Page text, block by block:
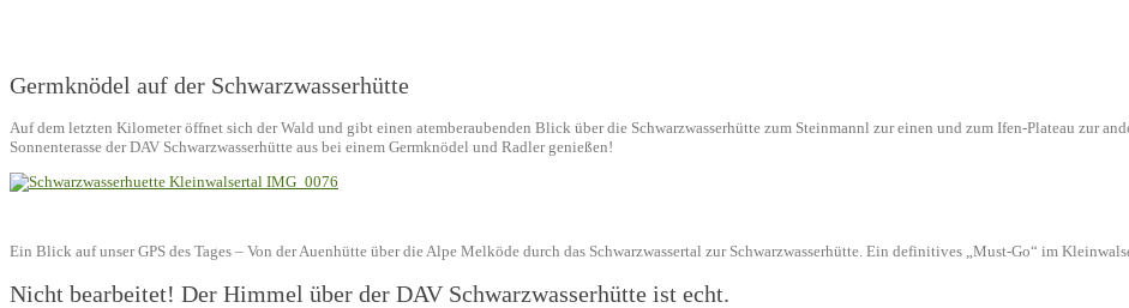
Germknödel auf der Schwarzwasserhütte
Auf dem letzten Kilometer öffnet sich der Wald und gibt einen atemberaubenden Blick über die Schwarzwasserhütte zum Steinmannl zur einen und zum Ifen-Plateau zur
Sonnenterasse der DAV Schwarzwasserhütte aus bei einem Germknödel und Radler genießen!
Ein Blick auf unser GPS des Tages – Von der Auenhütte über die Alpe Melköde durch das Schwarzwassertal zur Schwarzwasserhütte. Ein definitives „Must-Go“ im
Nicht bearbeitet! Der Himmel über der DAV Schwarzwasserhütte ist echt.